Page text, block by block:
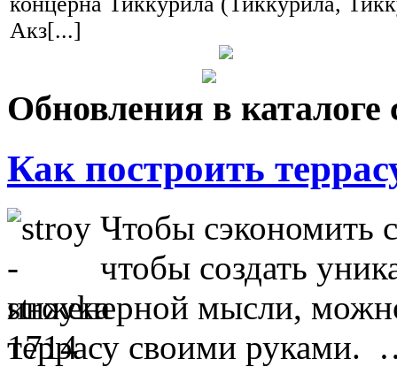
Акз[...]
Обновления в каталоге
Как построить
Чтобы сэкономить
чтобы создать
инженерной мысли,
террасу своими руками.